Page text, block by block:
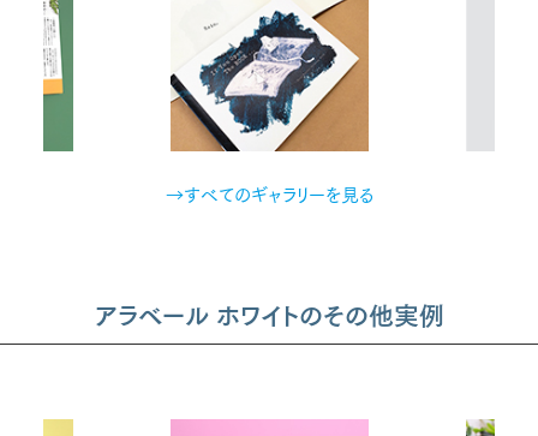
→すべてのギャラリーを見る
アラベール ホワイトのその他実例